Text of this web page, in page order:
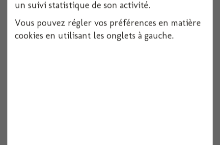
un suivi statistique de son activité.
Vous pouvez régler vos préférences en matière
cookies en utilisant les onglets à gauche.